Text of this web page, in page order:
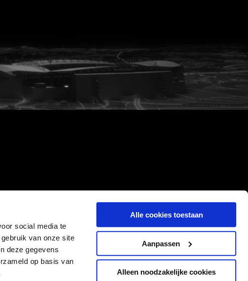
social media te
van onze site
deze gegevens
op basis van
Alle cookies toestaan
Aanpassen
Alleen noodzakelijke cookies